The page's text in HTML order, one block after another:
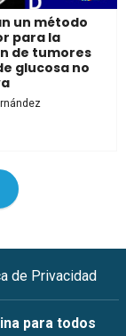
un método
para la
de tumores
glucosa no
de Privacidad
para todos